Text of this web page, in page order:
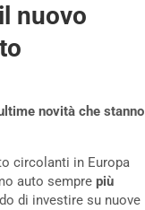
nuovo
novità che stanno
circolanti in Europa
auto sempre più
di investire su nuove